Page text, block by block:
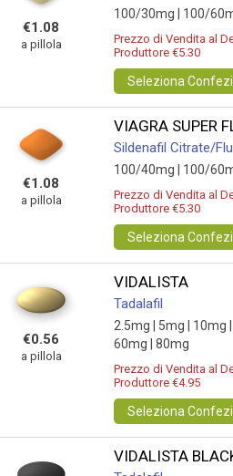
€1.08
a pillola
100/30mg | 100/
Prezzo di Vendita al
Produttore €5.30
Seleziona
€1.08
a pillola
VIAGRA SUPER
Sildenafil Citrate/
100/40mg | 100/
Prezzo di Vendita al
Produttore €5.30
Seleziona
€0.56
a pillola
VIDALISTA
Tadalafil
2.5mg | 5mg | 10mg |
60mg |
80mg
Prezzo di Vendita al
Produttore €4.95
Seleziona
VIDALISTA